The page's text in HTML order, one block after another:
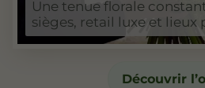
Une tenue florale
sièges, retail luxe et lieux
Découvrir